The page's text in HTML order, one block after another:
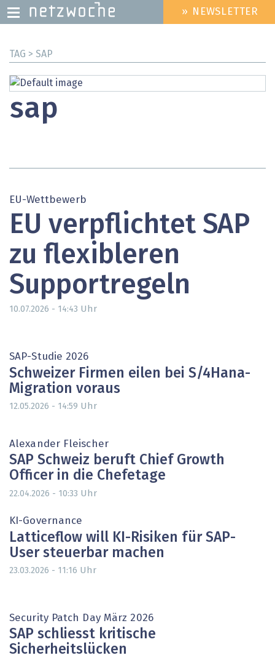
zum
HEADER
MENU
» NEWSLETTER
TAG > SAP
sap
EU-Wettbewerb
EU verpflichtet SAP
zu flexibleren
Supportregeln
10.07.2026 - 14:43 Uhr
SAP-Studie 2026
Schweizer Firmen eilen bei S/4Hana-
Migration voraus
12.05.2026 - 14:59 Uhr
Alexander Fleischer
SAP Schweiz beruft Chief Growth
Officer in die Chefetage
22.04.2026 - 10:33 Uhr
KI-Governance
Latticeflow will KI-Risiken für SAP-
User steuerbar machen
23.03.2026 - 11:16 Uhr
Security Patch Day März 2026
SAP schliesst kritische
Sicherheitslücken